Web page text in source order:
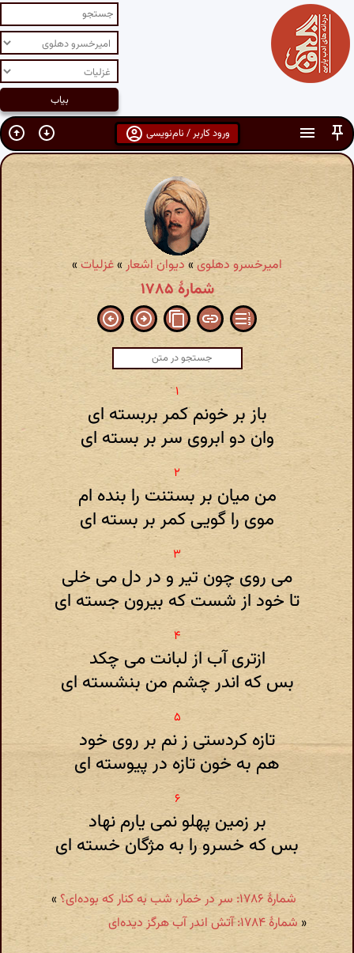
ورود کاربر / نام‌نویسی
امیرخسرو دهلوی» دیوان اشعار»غزلیات»
شمارهٔ ۱۷۸۵
باز بر خونم کمر بربسته ای
وان دو ابروی سر بر بسته ای
من میان بر بستنت را بنده ام
موی را گویی کمر بر بسته ای
می روی چون تیر و در دل می خلی
تا خود از شست که بیرون جسته ای
ازتری آب از لبانت می چکد
بس که اندر چشم من بنشسته ای
تازه کردستی ز نم بر روی خود
هم به خون تازه در پیوسته ای
بر زمین پهلو نمی یارم نهاد
بس که خسرو را به مژگان خسته ای
شمارهٔ ۱۷۸۶: سر در خمار، شب به کنار که بوده‌ای؟
»
« شمارهٔ ۱۷۸۴: آتش اندر آب هرگز دیده‌ای